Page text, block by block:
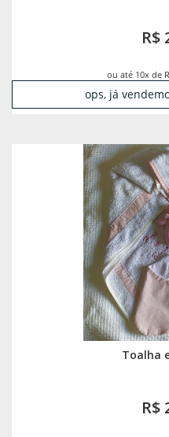
R$
ou até 10x de
ops, já
Toalha
R$